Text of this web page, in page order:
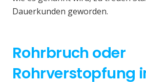
Dauerkunden geworden.
Rohrbruch oder
Rohrverstopfung